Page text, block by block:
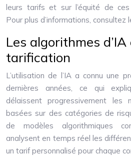
leurs tarifs et sur l’équité de
Pour plus d’informations, consultez
Les algorithmes
tarification
L’utilisation de l’IA a connu une
dernières années, ce qui
délaissent progressivement les
basées sur des catégories de
de modèles algorithmiques
analysent en temps réel les
un tarif personnalisé pour chaque